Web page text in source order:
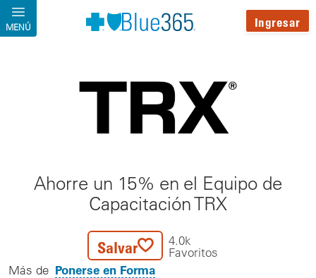
Pasar al contenido principal
MENÚ Ingresar
Ahorre un 15% en el Equipo de
Capacitación TRX
Salvar
4.0k
Favoritos
Más de Ponerse en Forma